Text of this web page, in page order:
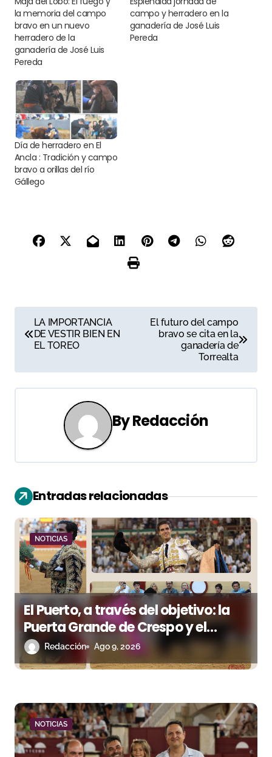
la memoria del campo
bravo en un nuevo
herradero de la
ganadería de José Luis
Pereda
campo y herradero en la
ganadería de José Luis
Pereda
Día de herradero en El
Ancla : Tradición y campo
bravo a orillas del río
Gállego
a
v
e
c
i
ó
n
d
e
e
n
t
a
d
LA IMPORTANCIA
DE VESTIR BIEN EN
EL TOREO
El futuro del campo
bravo se cita en la
ganadería de
Torrealta
ByRedacción
Entradas relacionadas
NOTICIAS
El Puerto, a través del objetivo: la
Puerta Grande de Crespo y el
aroma de Morante
Redacción Ago 9, 2026
NOTICIAS